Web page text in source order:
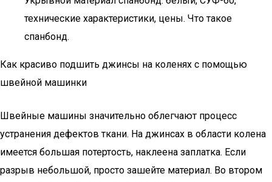
технические характеристики, цены. Что такое
спанбонд.
Как красиво подшить джинсы на коленях с помощью
швейной машинки
Швейные машины значительно облегчают процесс
устранения дефектов ткани. На джинсах в области колена
имеется большая потертость, наклеена заплатка. Если
разрыв небольшой, просто зашейте материал. Во втором